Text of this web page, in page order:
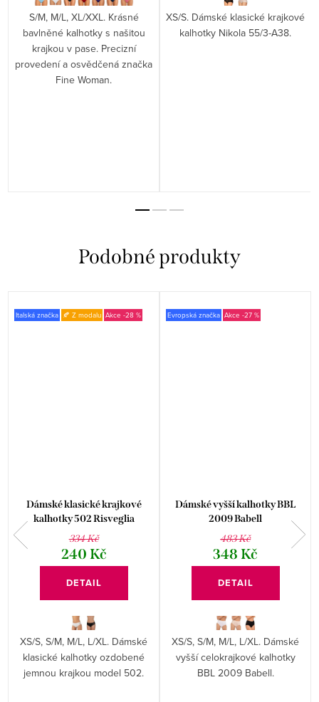
S/M, M/L, XL/XXL. Krásné
bavlněné kalhotky s našitou
krajkou v pase. Precizní
provedení a osvědčená značka
Fine Woman.
XS/S. Dámské klasické krajkové
kalhotky Nikola 55/3-A38.
Italská značka 🍂 Z modalu -28 %
Dámské klasické krajkové
kalhotky 502 Risveglia
334 Kč
240 Kč
DETAIL
XS/S, S/M, M/L, L/XL. Dámské
klasické kalhotky ozdobené
jemnou krajkou model 502.
Evropská značka -27 %
Dámské vyšší kalhotky BBL
2009 Babell
483 Kč
348 Kč
DETAIL
XS/S, S/M, M/L, L/XL. Dámské
vyšší celokrajkové kalhotky
BBL 2009 Babell.